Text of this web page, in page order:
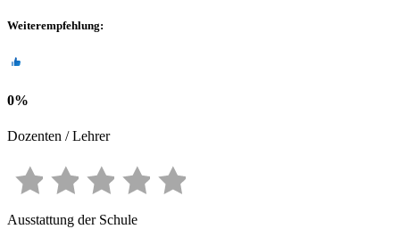
Weiterempfehlung:
0%
Dozenten / Lehrer
Ausstattung der Schule